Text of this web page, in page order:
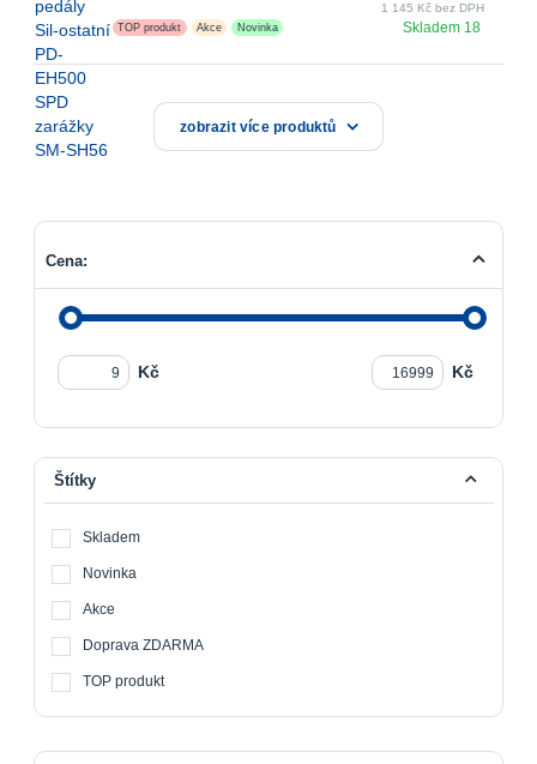
Skladem 18
TOP produkt Akce Novinka
1 145 Kč bez DPH
zobrazit více produktů
Cena:
Kč Kč
Štítky
Skladem
Novinka
Akce
Doprava ZDARMA
TOP produkt